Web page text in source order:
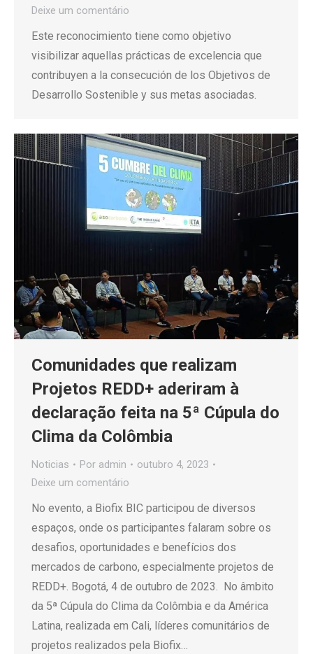
Deixe um comentário
Este reconocimiento tiene como objetivo
visibilizar aquellas prácticas de excelencia que
contribuyen a la consecución de los Objetivos de
Desarrollo Sostenible y sus metas asociadas.
Comunidades que realizam
Projetos REDD+ aderiram à
declaração feita na 5ª Cúpula do
Clima da Colômbia
Noticias Por admin
outubro 4, 2023
Deixe um comentário
No evento, a Biofix BIC participou de diversos
espaços, onde os participantes falaram sobre os
desafios, oportunidades e benefícios dos
mercados de carbono, especialmente projetos de
REDD+. Bogotá, 4 de outubro de 2023. No âmbito
da 5ª Cúpula do Clima da Colômbia e da América
Latina, realizada em Cali, líderes comunitários de
projetos realizados pela Biofix…